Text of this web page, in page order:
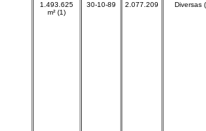
1.493.625
m² (1)
30-10-89 2.077.209 Diversas